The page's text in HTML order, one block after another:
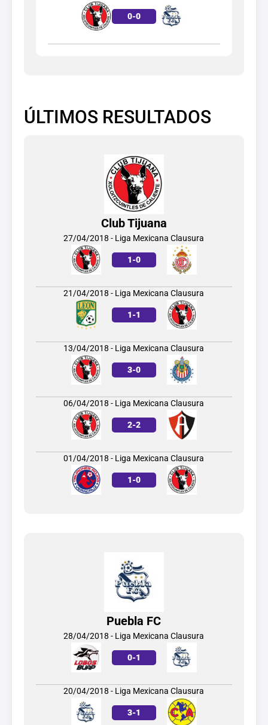
0-0
ÚLTIMOS RESULTADOS
Club Tijuana
27/04/2018 - Liga Mexicana Clausura
1-0
21/04/2018 - Liga Mexicana Clausura
1-1
13/04/2018 - Liga Mexicana Clausura
3-0
06/04/2018 - Liga Mexicana Clausura
2-2
01/04/2018 - Liga Mexicana Clausura
1-0
Puebla FC
28/04/2018 - Liga Mexicana Clausura
0-1
20/04/2018 - Liga Mexicana Clausura
3-1